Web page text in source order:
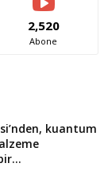
2,520
Abone
kuantum